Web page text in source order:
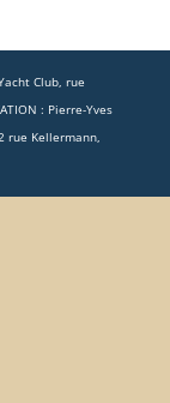
Club, rue
: Pierre-Yves
rue Kellermann,